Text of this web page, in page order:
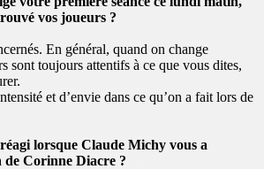
vos joueurs ?
En général, quand on change
sont toujours attentifs à ce que vous dites,
et d’envie dans ce qu’on a fait lors de
lorsque Claude Michy vous a
de Corinne Diacre ?